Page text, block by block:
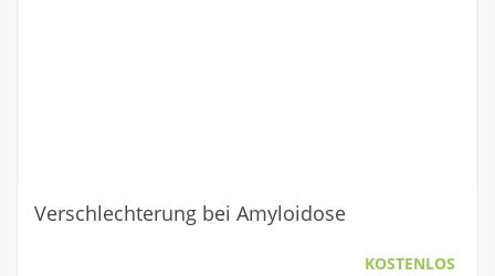
Verschlechterung bei Amyloidose
KOSTENLOS